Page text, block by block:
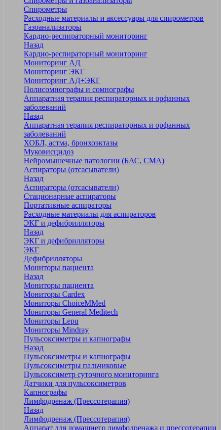
Спирометры
Расходные материалы и аксессуары для спирометров
Газоанализаторы
Кардио-респираторный мониторинг
Назад
Кардио-респираторный мониторинг
Мониторинг АД
Мониторинг ЭКГ
Мониторинг АД+ЭКГ
Полисомнографы и сомнографы
Аппаратная терапия респираторных и орфанных
заболеваний
Назад
Аппаратная терапия респираторных и орфанных
заболеваний
ХОБЛ, астма, бронхоэктазы
Муковисцидоз
Нейромышечные патологии (БАС, СМА)
Аспираторы (отсасыватели)
Назад
Аспираторы (отсасыватели)
Стационарные аспираторы
Портативные аспираторы
Расходные материалы для аспираторов
ЭКГ и дефибрилляторы
Назад
ЭКГ и дефибрилляторы
ЭКГ
Дефибрилляторы
Мониторы пациента
Назад
Мониторы пациента
Мониторы Cardex
Мониторы ChoiceMMed
Мониторы General Meditech
Мониторы Lepu
Мониторы Mindray
Пульсоксиметры и капнографы
Назад
Пульсоксиметры и капнографы
Пульсоксиметры пальчиковые
Пульсоксиметр суточного мониторинга
Датчики для пульсоксиметров
Kапнографы
Лимфодренаж (Прессотерапия)
Назад
Лимфодренаж (Прессотерапия)
Аппарат для домашнего лимфодренажа и прессотерапии